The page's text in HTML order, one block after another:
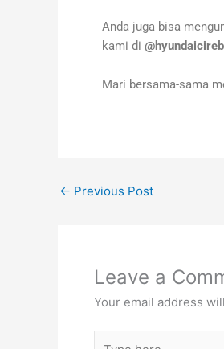
Anda juga bisa
kami di
Mari bersama-sama
← Previous Post
Leave a
Your email address